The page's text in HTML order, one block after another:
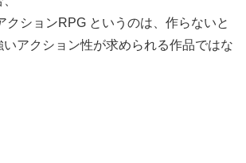
クションRPG というのは、作らないと
アクション性が求められる作品ではな